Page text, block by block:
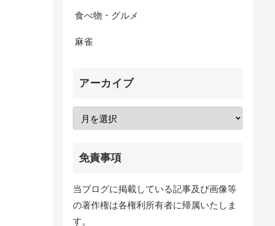
食べ物・グルメ
麻雀
アーカイブ
免責事項
当ブログに掲載している記事及び画像等
の著作権は各権利所有者に帰属いたしま
す。